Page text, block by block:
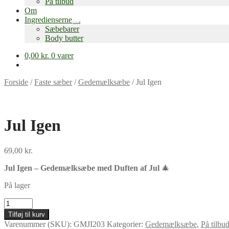
Om
Ingredienserne
Udfold
undermenu
Sæbebarer
Body butter
0,00 kr. 0 varer
Forside /Faste sæber/Gedemælksæbe /Jul Igen
Jul Igen
69,00 kr.
Jul Igen – Gedemælksæbe med Duften af Jul 🎄
På lager
Jul
Igen
antal
Tilføj til kurv
Varenummer (SKU): GMJI203 Kategorier: Gedemælksæbe, På tilbud